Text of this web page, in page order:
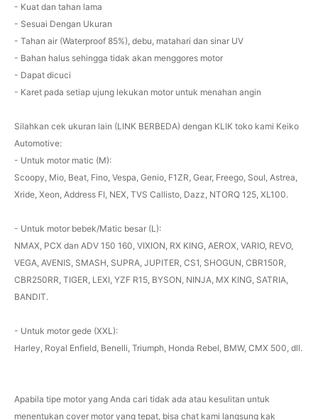
- Kuat dan tahan lama
- Sesuai Dengan Ukuran
- Tahan air (Waterproof 85%), debu, matahari dan sinar UV
- Bahan halus sehingga tidak akan menggores motor
- Dapat dicuci
- Karet pada setiap ujung lekukan motor untuk menahan angin
Silahkan cek ukuran lain (LINK BERBEDA) dengan KLIK toko kami Keiko
Automotive:
- Untuk motor matic (M):
Scoopy, Mio, Beat, Fino, Vespa, Genio, F1ZR, Gear, Freego, Soul, Astrea,
Xride, Xeon, Address FI, NEX, TVS Callisto, Dazz, NTORQ 125, XL100.
- Untuk motor bebek/Matic besar (L):
NMAX, PCX dan ADV 150 160, VIXION, RX KING, AEROX, VARIO, REVO,
VEGA, AVENIS, SMASH, SUPRA, JUPITER, CS1, SHOGUN, CBR150R,
CBR250RR, TIGER, LEXI, YZF R15, BYSON, NINJA, MX KING, SATRIA,
BANDIT.
- Untuk motor gede (XXL):
Harley, Royal Enfield, Benelli, Triumph, Honda Rebel, BMW, CMX 500, dll.
Apabila tipe motor yang Anda cari tidak ada atau kesulitan untuk
menentukan cover motor yang tepat, bisa chat kami langsung kak